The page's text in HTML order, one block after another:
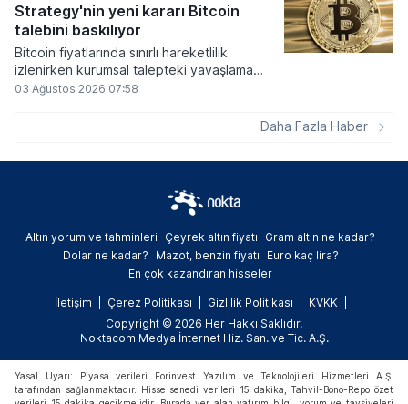
altında dolaşımına ve menkul kıymet
alımlarında kullanılmasına olanak sağlanıyor.
Strategy'nin yeni kararı Bitcoin
talebini baskılıyor
Bitcoin fiyatlarında sınırlı hareketlilik
izlenirken kurumsal talepteki yavaşlama
piyasa dinamiklerini etkiliyor. ABD Merkez
03 Ağustos 2026 07:58
Daha Fazla Haber
Altın yorum ve tahminleri Çeyrek altın fiyatı
Gram altın ne kadar?
Dolar ne kadar?
Mazot, benzin fiyatı
Euro kaç lira?
En çok kazandıran hisseler
İletişim Çerez Politikası Gizlilik Politikası
KVKK
Copyright © 2026 Her Hakkı Saklıdır.
Noktacom Medya İnternet Hiz. San. ve Tic. A.Ş.
Yasal Uyarı: Piyasa verileri Forinvest Yazılım ve Teknolojileri Hizmetleri A.Ş.
tarafından sağlanmaktadır. Hisse senedi verileri 15 dakika, Tahvil-Bono-Repo özet